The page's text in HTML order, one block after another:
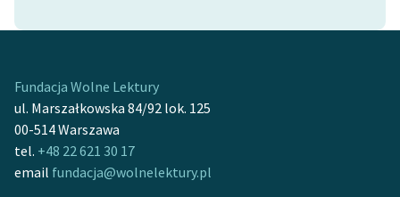
Popularyzacja
Ręce pełne poezji
do domeny publicznej,
Fundacja Wolne Lektury
ul. Marszałkowska 84/92 lok. 125
00-514 Warszawa
tel. +48 22 621 30 17
email fundacja@wolnelektury.pl